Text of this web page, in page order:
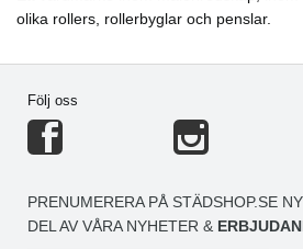
olika rollers, rollerbyglar och penslar.
Följ oss
PRENUMERERA PÅ STÄDSHOP.SE
DEL AV VÅRA NYHETER &